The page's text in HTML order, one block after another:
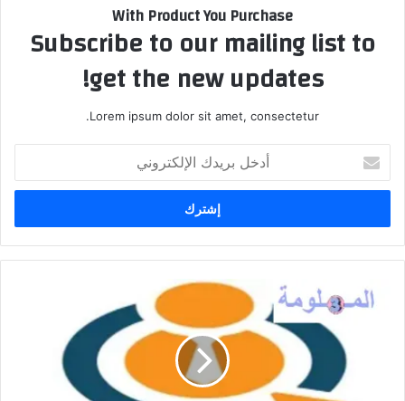
With Product You Purchase
Subscribe to our mailing list to
get the new updates!
Lorem ipsum dolor sit amet, consectetur.
بريدك
الإلكتروني